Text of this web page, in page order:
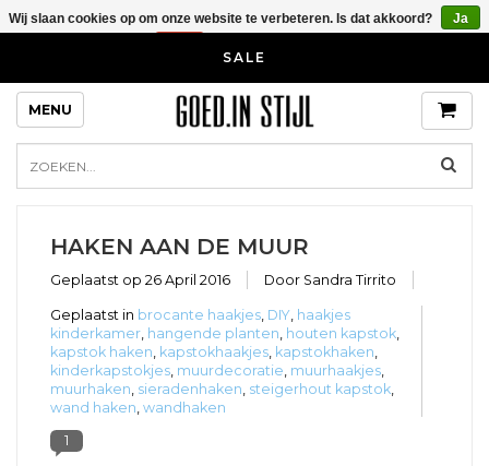
SALE
MENU
Blog over bijzondere kastknoppen en
kapstokhaken voor in je huis en
interieur
HAKEN AAN DE MUUR
Geplaatst op 26 April 2016 Door Sandra Tirrito
Geplaatst in brocante haakjes, DIY, haakjes
kinderkamer, hangende planten, houten kapstok,
kapstok haken, kapstokhaakjes, kapstokhaken,
kinderkapstokjes, muurdecoratie, muurhaakjes,
muurhaken, sieradenhaken, steigerhout kapstok,
wand haken, wandhaken
1
Wij slaan cookies op om onze website te verbeteren. Is dat akkoord?
Ja